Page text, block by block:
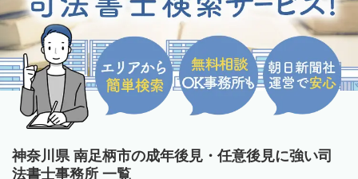
神奈川県 南足柄市の成年後見・任意後見に強い司
法書士事務所 一覧